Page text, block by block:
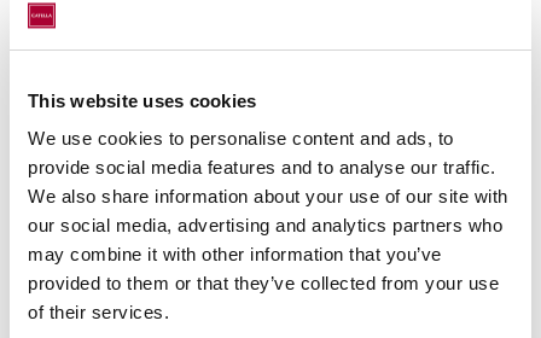
This website uses cookies
We use cookies to personalise content and ads, to
provide social media features and to analyse our traffic.
We also share information about your use of our site with
our social media, advertising and analytics partners who
may combine it with other information that you’ve
provided to them or that they’ve collected from your use
of their services.
0766-27 97 55
Denna information är sådan information som
Catella AB (publ) är skyldigt att offentliggöra